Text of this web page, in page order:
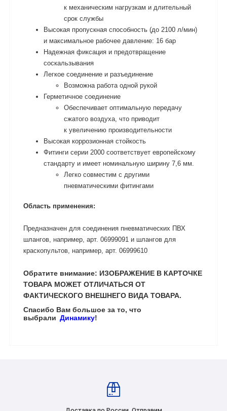
к механическим нагрузкам и длительный
срок службы
Высокая пропускная способность (до 2100 л/мин)
и максимальное рабочее давление: 16 бар
Надежная фиксация и предотвращение
соскальзывания
Легкое соединение и разъединение
Возможна работа одной рукой
Герметичное соединение
Обеспечивает оптимальную передачу
сжатого воздуха, что приводит
к увеличению производительности
Высокая коррозионная стойкость
Фитинги серии 2000 соответствует европейскому
стандарту и имеет номинальную ширину 7,6 мм.
Легко совместим с другими
пневматическими фитингами
Область применения:
Предназначен для соединения пневматических ПВХ
шлангов, например, арт. 06999091 и шлангов для
краскопультов, например, арт. 06999610
Обратите внимание: ИЗОБРАЖЕНИЕ В КАРТОЧКЕ
ТОВАРА МОЖЕТ ОТЛИЧАТЬСЯ ОТ
ФАКТИЧЕСКОГО ВНЕШНЕГО ВИДА ТОВАРА.
Спасибо Вам большое за то, что
выбрали Динамику!